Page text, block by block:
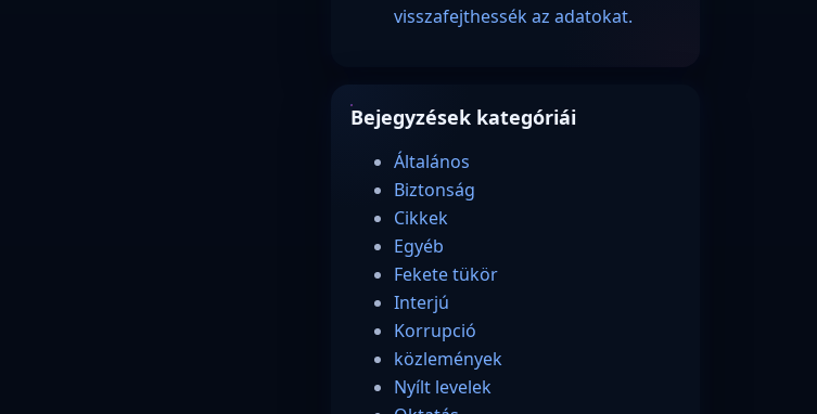
visszafejthessék az adatokat.
Bejegyzések kategóriái
Általános
Biztonság
Cikkek
Egyéb
Fekete tükör
Interjú
Korrupció
közlemények
Nyílt levelek